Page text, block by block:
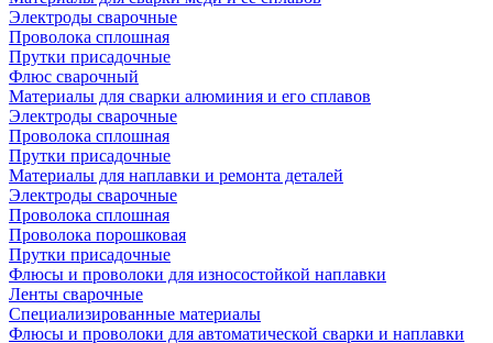
Электроды сварочные
Проволока сплошная
Прутки присадочные
Флюс сварочный
Материалы для сварки алюминия и его сплавов
Электроды сварочные
Проволока сплошная
Прутки присадочные
Материалы для наплавки и ремонта деталей
Электроды сварочные
Проволока сплошная
Проволока порошковая
Прутки присадочные
Флюсы и проволоки для износостойкой наплавки
Ленты сварочные
Специализированные материалы
Флюсы и проволоки для автоматической сварки и наплавки